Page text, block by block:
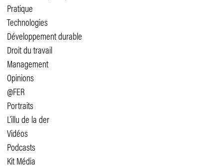
Pratique
Technologies
Développement durable
Droit du travail
Management
Opinions
@FER
Portraits
L'illu de la der
Vidéos
Podcasts
Kit Média